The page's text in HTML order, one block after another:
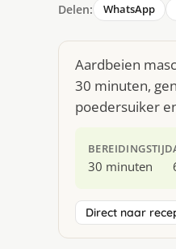
Delen: WhatsApp
Aardbeien
30 minuten,
poedersuiker
BEREIDINGSTIJD
30 minuten
Direct naar